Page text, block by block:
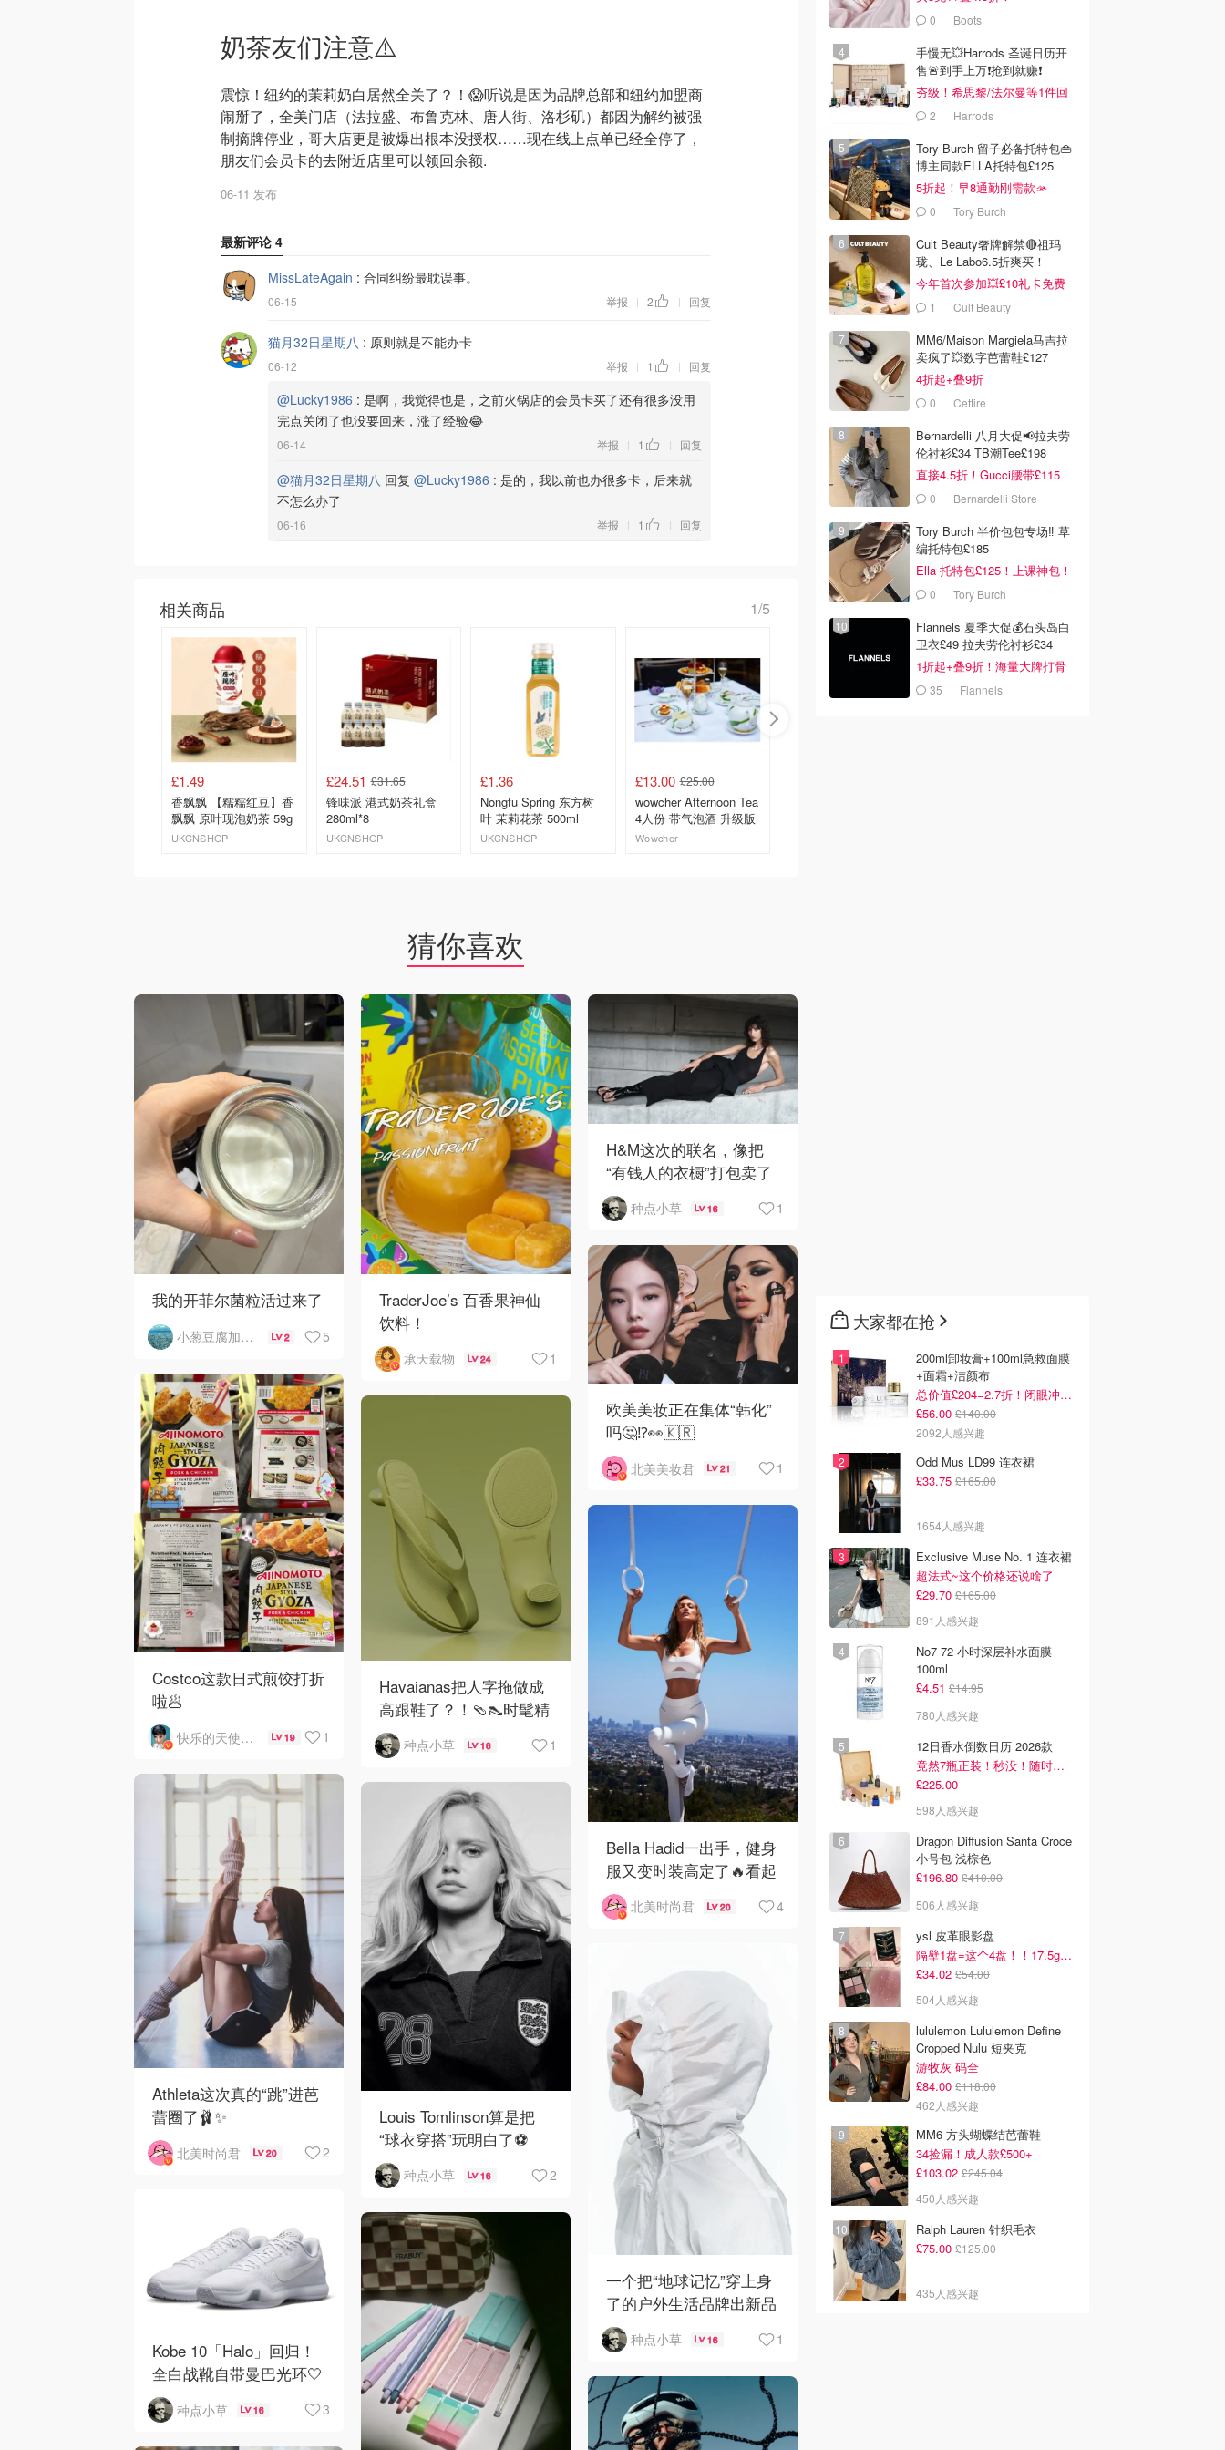
奶茶友们注意⚠️
震惊！纽约的茉莉奶白居然全关了？！😱听说是因为品牌总部和纽约加盟商
闹掰了，全美门店（法拉盛、布鲁克林、唐人街、洛杉矶）都因为解约被强
制摘牌停业，哥大店更是被爆出根本没授权……现在线上点单已经全停了，
朋友们会员卡的去附近店里可以领回余额.
06-11 发布
最新评论 4
MissLateAgain : 合同纠纷最耽误事。
06-15 举报 | 2 | 回复
猫月32日星期八 : 原则就是不能办卡
06-12 举报 | 1 | 回复
@Lucky1986 : 是啊，我觉得也是，之前火锅店的会员卡买了还有很多没用
完点关闭了也没要回来，涨了经验😂
06-14 举报 | 1 | 回复
@猫月32日星期八 回复 @Lucky1986 : 是的，我以前也办很多卡，后来就
不怎么办了
06-16 举报 | 1 | 回复
相关商品 1/5
£1.49
香飘飘 【糯糯红豆】香
飘飘 原叶现泡奶茶 59g
UKCNSHOP
£24.51 £31.65
锋味派 港式奶茶礼盒
280ml*8
UKCNSHOP
£1.36
Nongfu Spring 东方树
叶 茉莉花茶 500ml
UKCNSHOP
£13.00 £25.00
wowcher Afternoon Tea
4人份 带气泡酒 升级版
Wowcher
猜你喜欢
我的开菲尔菌粒活过来了
小葱豆腐加皮蛋 2 5
TraderJoe’s 百香果神仙
饮料！
承天载物 24 1
H&M这次的联名，像把
“有钱人的衣橱”打包卖了
😂...🖤
种点小草 16 1
欧美美妆正在集体“韩化”
吗🤔⁉️👀🇰🇷
北美美妆君 21 1
Costco这款日式煎饺打折
啦🥟
快乐的天使1963 19 1
Havaianas把人字拖做成
高跟鞋了？！🩴👠时髦精
的必备单品吧！
种点小草 16 1
Bella Hadid一出手，健身
服又变时装高定了🔥看起
来就高级的不行❣️
北美时尚君 20 4
Athleta这次真的“跳”进芭
蕾圈了🩰✨
北美时尚君 20 2
Louis Tomlinson算是把
“球衣穿搭”玩明白了⚽️
🌹！
种点小草 16 2
一个把“地球记忆”穿上身
了的户外生活品牌出新品
了啦！🌍🪨
种点小草 16 1
Kobe 10「Halo」回归！
全白战靴自带曼巴光环🤍
🏀
种点小草 16 3
0 Boots
手慢无💥Harrods 圣诞日历开
售🚨到手上万❗️抢到就赚❗️
夯级！希思黎/法尔曼等1件回
本！2 Harrods
Tory Burch 留子必备托特包👜
博主同款ELLA托特包£125
5折起！早8通勤刚需款🫴
0 Tory Burch
Cult Beauty奢牌解禁🔴祖玛
珑、Le Labo6.5折爽买！
今年首次参加💥£10礼卡免费
拿 1 Cult Beauty
MM6/Maison Margiela马吉拉
卖疯了💥数字芭蕾鞋£127
4折起+叠9折
0 Cettire
Bernardelli 八月大促📢拉夫劳
伦衬衫£34 TB潮Tee£198
直接4.5折！Gucci腰带£115
0 Bernardelli Store
Tory Burch 半价包包专场‼️ 草
编托特包£185
Ella 托特包£125！上课神包！
0 Tory Burch
Flannels 夏季大促💰石头岛白
卫衣£49 拉夫劳伦衬衫£34
1折起+叠9折！海量大牌打骨
折！
35 Flannels
大家都在抢
200ml卸妆膏+100ml急救面膜
+面霜+洁颜布
总价值£204=2.7折！闭眼冲这套！
£56.00 £140.00
2092人感兴趣
Odd Mus LD99 连衣裙
£33.75 £165.00
1654人感兴趣
Exclusive Muse No. 1 连衣裙
超法式~这个价格还说啥了
£29.70 £165.00
891人感兴趣
No7 72 小时深层补水面膜
100ml
£4.51 £14.95
780人感兴趣
12日香水倒数日历 2026款
竟然7瓶正装！秒没！随时补货蹲！！！
£225.00
598人感兴趣
Dragon Diffusion Santa Croce
小号包 浅棕色
£196.80 £410.00
506人感兴趣
ysl 皮革眼影盘
隔壁1盘=这个4盘！！17.5g超级大克重
£34.02 £54.00
504人感兴趣
lululemon Lululemon Define
Cropped Nulu 短夹克
游牧灰 码全
£84.00 £118.00
462人感兴趣
MM6 方头蝴蝶结芭蕾鞋
34捡漏！成人款£500+
£103.02 £245.04
450人感兴趣
Ralph Lauren 针织毛衣
£75.00 £125.00
435人感兴趣